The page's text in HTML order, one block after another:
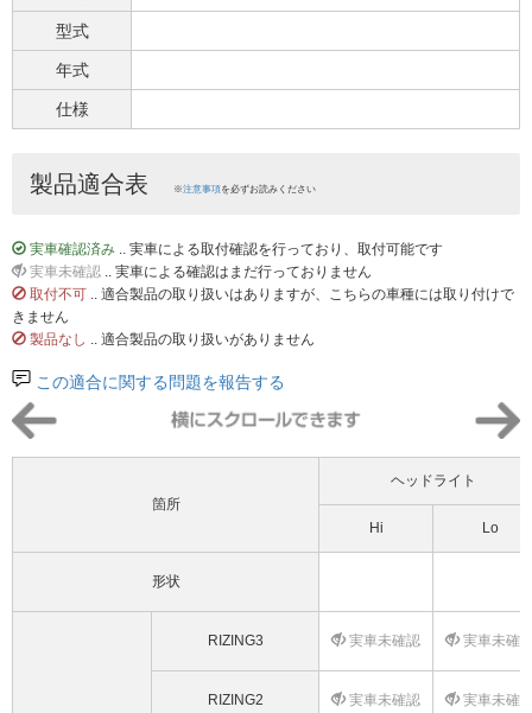
型式
年式
仕様
製品適合表 ※注意事項を必ずお読みください
実車確認済み .. 実車による取付確認を行っており、取付可能です
実車未確認 .. 実車による確認はまだ行っておりません
取付不可 .. 適合製品の取り扱いはありますが、こちらの車種には取り付けで
きません
製品なし .. 適合製品の取り扱いがありません
この適合に関する問題を報告する
箇所
ヘッドライト
Hi Lo
形状
RIZING3 実車未確認 実車未確
RIZING2 実車未確認 実車未確